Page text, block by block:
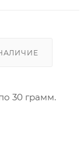
30 грамм.